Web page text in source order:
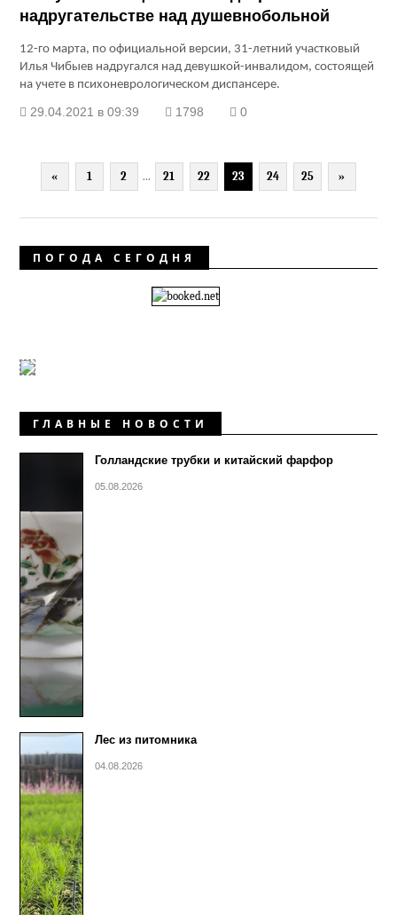
надругательстве над душевнобольной
12-го марта, по официальной версии, 31-летний участковый
Илья Чибыев надругался над девушкой-инвалидом, состоящей
на учете в психоневрологическом диспансере.
29.04.2021 в 09:39 1798 0
« 1 2 ... 21 22 23 24 25 »
ПОГОДА СЕГОДНЯ
ГЛАВНЫЕ НОВОСТИ
Голландские трубки и китайский фарфор
05.08.2026
Лес из питомника
04.08.2026